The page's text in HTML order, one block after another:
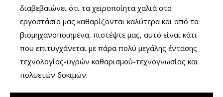
διαβεβαιώνει ότι τα χειροποίητα χαλιά στο
εργοστάσιο μας καθαρίζονται καλύτερα και από τα
βιομηχανοποιημένα, πιστέψτε μας, αυτό είναι κάτι
που επιτυγχάνεται με πάρα πολύ μεγάλης έντασης
τεχνολογίας-υγρών καθαρισμού-τεχνογνωσίας και
πολυετών δοκιμών.